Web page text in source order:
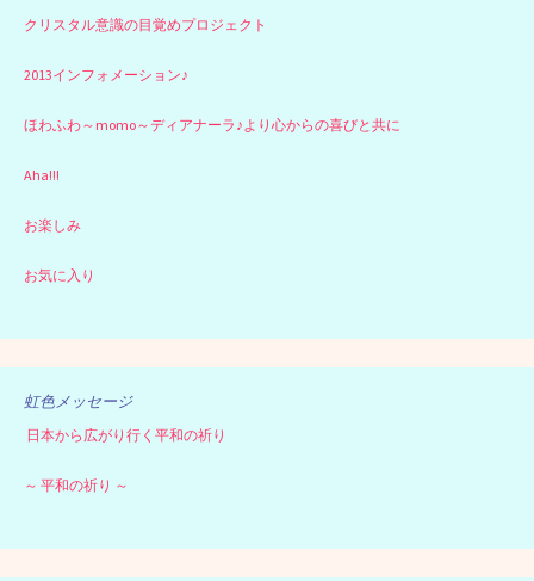
クリスタル意識の目覚めプロジェクト
2013インフォメーション♪
ほわふわ～momo～ディアナーラ♪より心からの喜びと共に
Aha!!!
お楽しみ
お気に入り
虹色メッセージ
日本から広がり行く平和の祈り
～ 平和の祈り ～